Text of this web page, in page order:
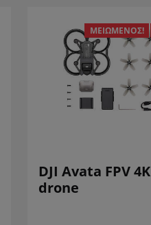
ΜΕΙΩΜΈΝΟΣ!
DJI Avata FPV 4K
drone